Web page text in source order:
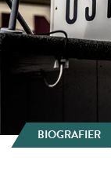
BIOGRAFIER